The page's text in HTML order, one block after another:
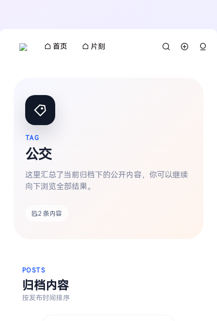
首页 片刻
摄影
TAG
公交
这里汇总了当前归档下的公开内容，你可以继续
向下浏览全部结果。
2 条内容
POSTS
归档内容
按发布时间排序